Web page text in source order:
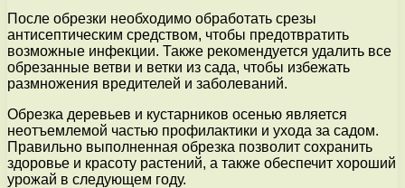
После обрезки необходимо обработать срезы
антисептическим средством, чтобы предотвратить
возможные инфекции. Также рекомендуется удалить все
обрезанные ветви и ветки из сада, чтобы избежать
размножения вредителей и заболеваний.
Обрезка деревьев и кустарников осенью является
неотъемлемой частью профилактики и ухода за садом.
Правильно выполненная обрезка позволит сохранить
здоровье и красоту растений, а также обеспечит хороший
урожай в следующем году.